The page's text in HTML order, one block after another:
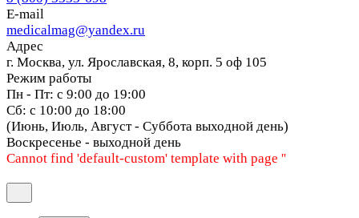
E-mail
medicalmag@yandex.ru
Адрес
г. Москва, ул. Ярославская, 8, корп. 5 оф 105
Режим работы
Пн - Пт: с 9:00 до 19:00
Сб: с 10:00 до 18:00
(Июнь, Июль, Август - Суббота выходной день)
Воскресенье - выходной день
Cannot find 'default-custom' template with page ''